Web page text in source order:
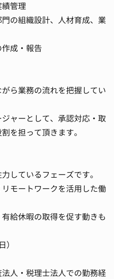
績管理
の組織設計、人材育成、業
成・報告
ら業務の流れを把握してい
ャーとして、承認対応・取
を担って頂きます。
しているフェーズです。
モートワークを活用した働
給休暇の取得を促す動きも
人・税理士法人での勤務経